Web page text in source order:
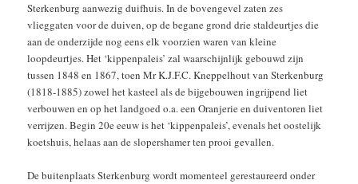
Sterkenburg aanwezig duifhuis. In de bovengevel zaten zes
vlieggaten voor de duiven, op de begane grond drie staldeurtjes die
aan de onderzijde nog eens elk voorzien waren van kleine
loopdeurtjes. Het ‘kippenpaleis’ zal waarschijnlijk gebouwd zijn
tussen 1848 en 1867, toen Mr K.J.F.C. Kneppelhout van Sterkenburg
(1818-1885) zowel het kasteel als de bijgebouwen ingrijpend liet
verbouwen en op het landgoed o.a. een Oranjerie en duiventoren liet
verrijzen. Begin 20e eeuw is het ‘kippenpaleis’, evenals het oostelijk
koetshuis, helaas aan de slopershamer ten prooi gevallen.
De buitenplaats Sterkenburg wordt momenteel gerestaureerd onder